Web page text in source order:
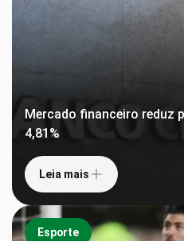
Mercado financeiro reduz
4,81%
Leia mais
Esporte